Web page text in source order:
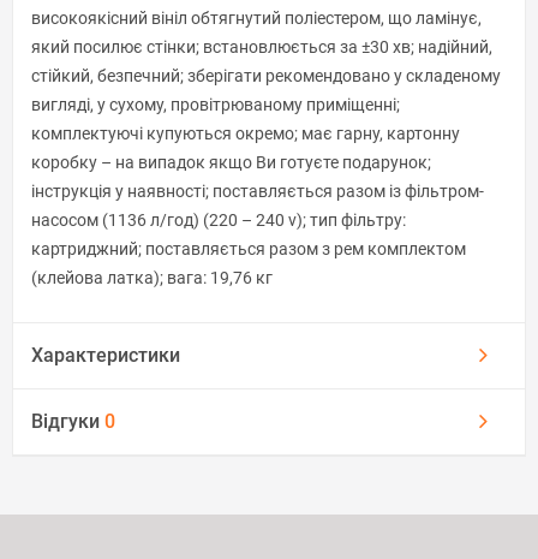
високоякісний вініл обтягнутий поліестером, що ламінує,
який посилює стінки; встановлюється за ±30 хв; надійний,
стійкий, безпечний; зберігати рекомендовано у складеному
вигляді, у сухому, провітрюваному приміщенні;
комплектуючі купуються окремо; має гарну, картонну
коробку – на випадок якщо Ви готуєте подарунок;
інструкція у наявності; поставляється разом із фільтром-
насосом (1136 л/год) (220 – 240 v); тип фільтру:
картриджний; поставляється разом з рем комплектом
(клейова латка); вага: 19,76 кг
Характеристики
Відгуки 0